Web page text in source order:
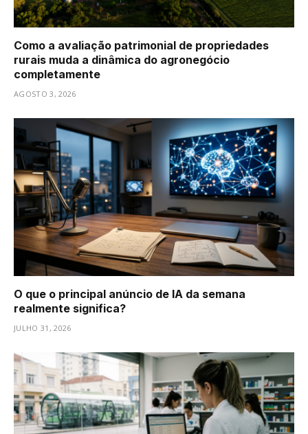
Como a avaliação patrimonial de propriedades
rurais muda a dinâmica do agronegócio
completamente
AGOSTO 3, 2026
O que o principal anúncio de IA da semana
realmente significa?
JULHO 31, 2026